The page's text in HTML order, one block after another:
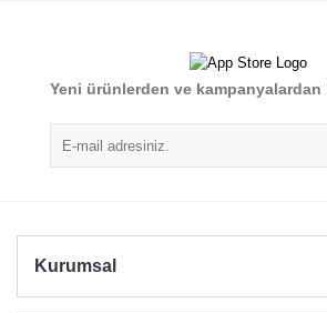
Yeni ürünlerden ve
Kurumsal